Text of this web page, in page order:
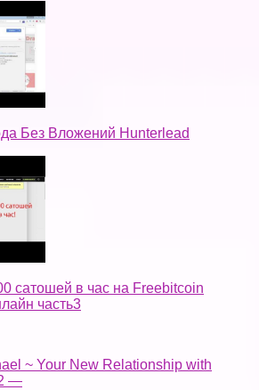
Без Вложений Hunterlead
сатошей в час на Freebitcoin
часть3
~ Your New Relationship with
—